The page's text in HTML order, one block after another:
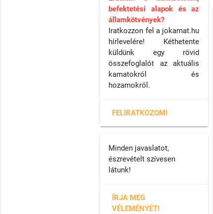
befektetési alapok és az
államkötvények?
Iratkozzon fel a jokamat.hu
hírlevelére! Kéthetente
küldünk egy rövid
összefoglalót az aktuális
kamatokról és
hozamokról.
FELIRATKOZOM!
Minden javaslatot,
észrevételt szívesen
látunk!
ÍRJA MEG
VÉLEMÉNYÉT!